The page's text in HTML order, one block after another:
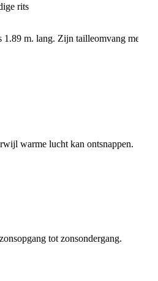
rits
1.89 m. lang. Zijn tailleomvang meet 76
warme lucht kan ontsnappen.
tot zonsondergang.